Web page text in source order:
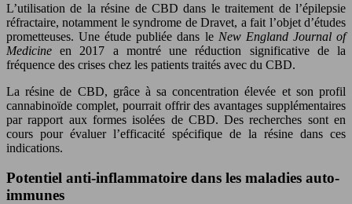
L’utilisation de la résine de CBD dans le traitement de l’épilepsie
réfractaire, notamment le syndrome de Dravet, a fait l’objet d’études
prometteuses. Une étude publiée dans le New England Journal of
Medicineen 2017 a montré une réduction significative de la
fréquence des crises chez les patients traités avec du CBD.
La résine de CBD, grâce à sa concentration élevée et son profil
cannabinoïde complet, pourrait offrir des avantages supplémentaires
par rapport aux formes isolées de CBD. Des recherches sont en
cours pour évaluer l’efficacité spécifique de la résine dans ces
indications.
Potentiel anti-inflammatoire dans les maladies auto-
immunes